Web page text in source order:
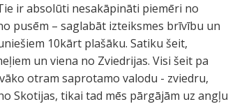
ir absolūti nesakāpināti piemēri no
pusēm – saglabāt izteiksmes brīvību un
10kārt plašāku. Satiku šeit,
un viena no Zviedrijas. Visi šeit pa
otram saprotamo valodu - zviedru,
Skotijas, tikai tad mēs pārgājām uz angļu